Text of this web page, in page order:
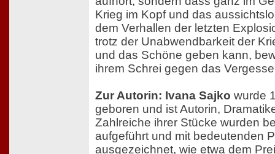
Krieg im Kopf und das
dem Verhallen der letzten
trotz der Unabwendbarkeit der
und das Schöne geben kann,
ihrem Schrei gegen das
Zur Autorin: Ivana Sajko wurde
geboren und ist Autorin,
Zahlreiche ihrer Stücke wurden
aufgeführt und mit bedeutenden
ausgezeichnet, wie etwa dem